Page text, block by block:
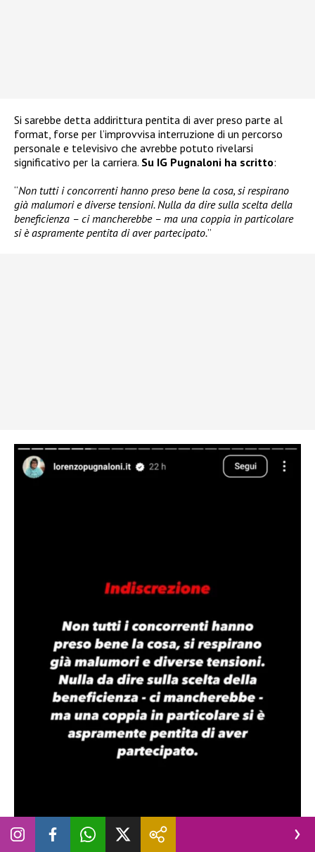
Si sarebbe detta addirittura pentita di aver preso parte al
format, forse per l’improvvisa interruzione di un percorso
personale e televisivo che avrebbe potuto rivelarsi
significativo per la carriera. Su IG Pugnaloni ha scritto:
“Non tutti i concorrenti hanno preso bene la cosa, si respirano
già malumori e diverse tensioni. Nulla da dire sulla scelta della
beneficienza – ci mancherebbe – ma una coppia in particolare
si è aspramente pentita di aver partecipato.”